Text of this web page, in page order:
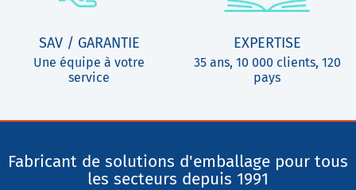
SAV / GARANTIE
Une équipe à votre
service
EXPERTISE
35 ans, 10 000 clients, 120
pays
Fabricant de solutions d'emballage pour tous
les secteurs depuis 1991